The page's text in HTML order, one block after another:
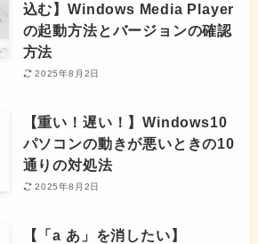
込む】Windows Media Player
の起動方法とバージョンの確認
方法
2025年8月2日
【重い！遅い！】Windows10
パソコンの動きが悪いときの10
通りの対処法
2025年8月2日
【「a あ」を消したい】